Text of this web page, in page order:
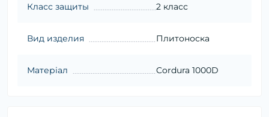
Класс защиты 2 класс
Вид изделия Плитоноска
Матеріал Cordura 1000D